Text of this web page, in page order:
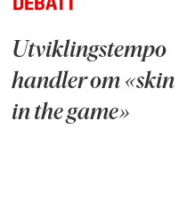
DEBATT
Utviklingstempo
handler om «skin
in the game»